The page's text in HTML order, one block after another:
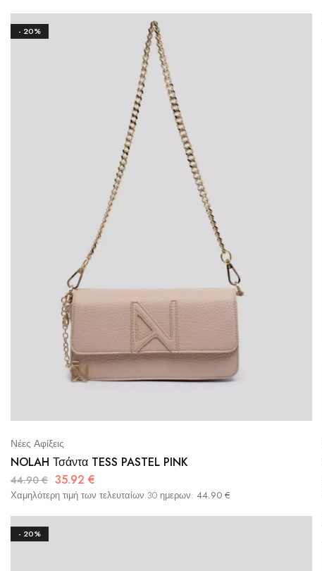
- 20%
Νέες Αφίξεις
NOLAH Τσάντα TESS PASTEL PINK
44.90€ 35.92 €
Χαμηλότερη τιμή των τελευταίων 30 ημερων: 44.90 €
- 20%